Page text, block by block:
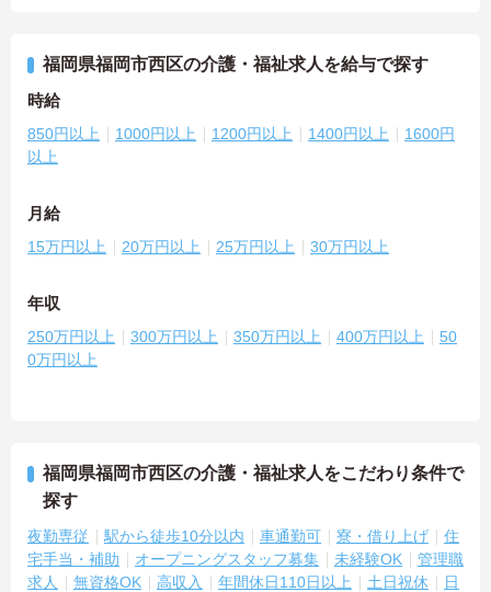
福岡県福岡市西区の介護・福祉求人を給与で探す
時給
850円以上 1000円以上 1200円以上 1400円以上
1600円
以上
月給
15万円以上 20万円以上 25万円以上 30万円以上
年収
250万円以上 300万円以上 350万円以上 400万円以上
50
0万円以上
福岡県福岡市西区の介護・福祉求人をこだわり条件で
探す
夜勤専従 駅から徒歩10分以内 車通勤可 寮・借り上げ
住
宅手当・補助
オープニングスタッフ募集 未経験OK
管理職
求人
無資格OK 高収入 年間休日110日以上 土日祝休
日